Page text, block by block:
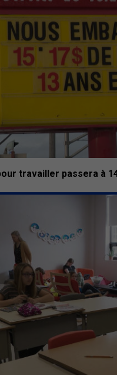
travailler passera à